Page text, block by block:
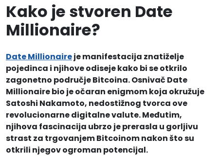
Kako je stvoren Date
Millionaire?
Date Millionaireje manifestacija znatiželje
pojedinca i njihove odiseje kako bi se otkrilo
zagonetno područje Bitcoina. Osnivač Date
Millionaire bio je očaran enigmom koja okružuje
Satoshi Nakamoto, nedostižnog tvorca ove
revolucionarne digitalne valute. Međutim,
njihova fascinacija ubrzo je prerasla u gorljivu
strast za trgovanjem Bitcoinom nakon što su
otkrili njegov ogroman potencijal.